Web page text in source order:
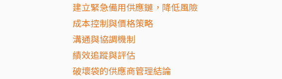
建立緊急備用供應鏈，降低風險
成本控制與價格策略
溝通與協調機制
績效追蹤與評估
破壞袋的供應商管理結論